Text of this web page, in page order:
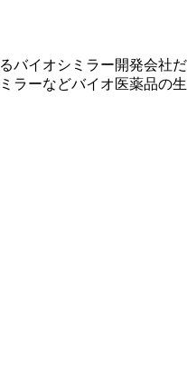
イオシミラー開発会社
ーなどバイオ医薬品の